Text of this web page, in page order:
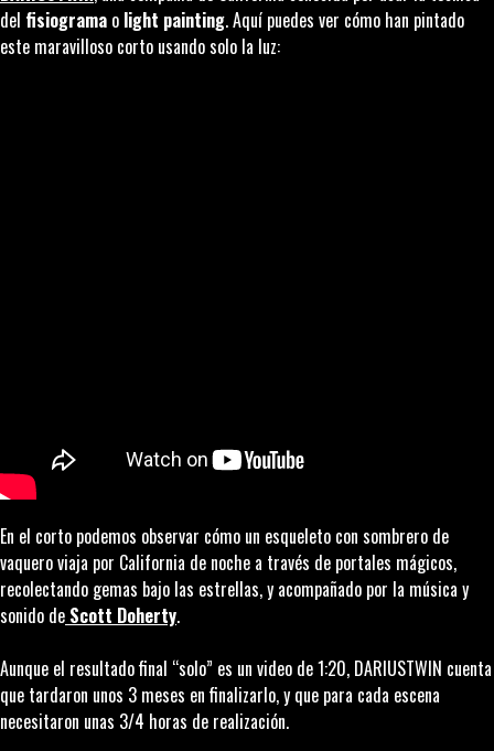
del fisiograma o light painting. Aquí puedes ver cómo han pintado
este maravilloso corto usando solo la luz:
En el corto podemos observar cómo un esqueleto con sombrero de
vaquero viaja por California de noche a través de portales mágicos,
recolectando gemas bajo las estrellas, y acompañado por la música y
sonido de Scott Doherty.
Aunque el resultado final “solo” es un video de 1:20, DARIUSTWIN cuenta
que tardaron unos 3 meses en finalizarlo, y que para cada escena
necesitaron unas 3/4 horas de realización.